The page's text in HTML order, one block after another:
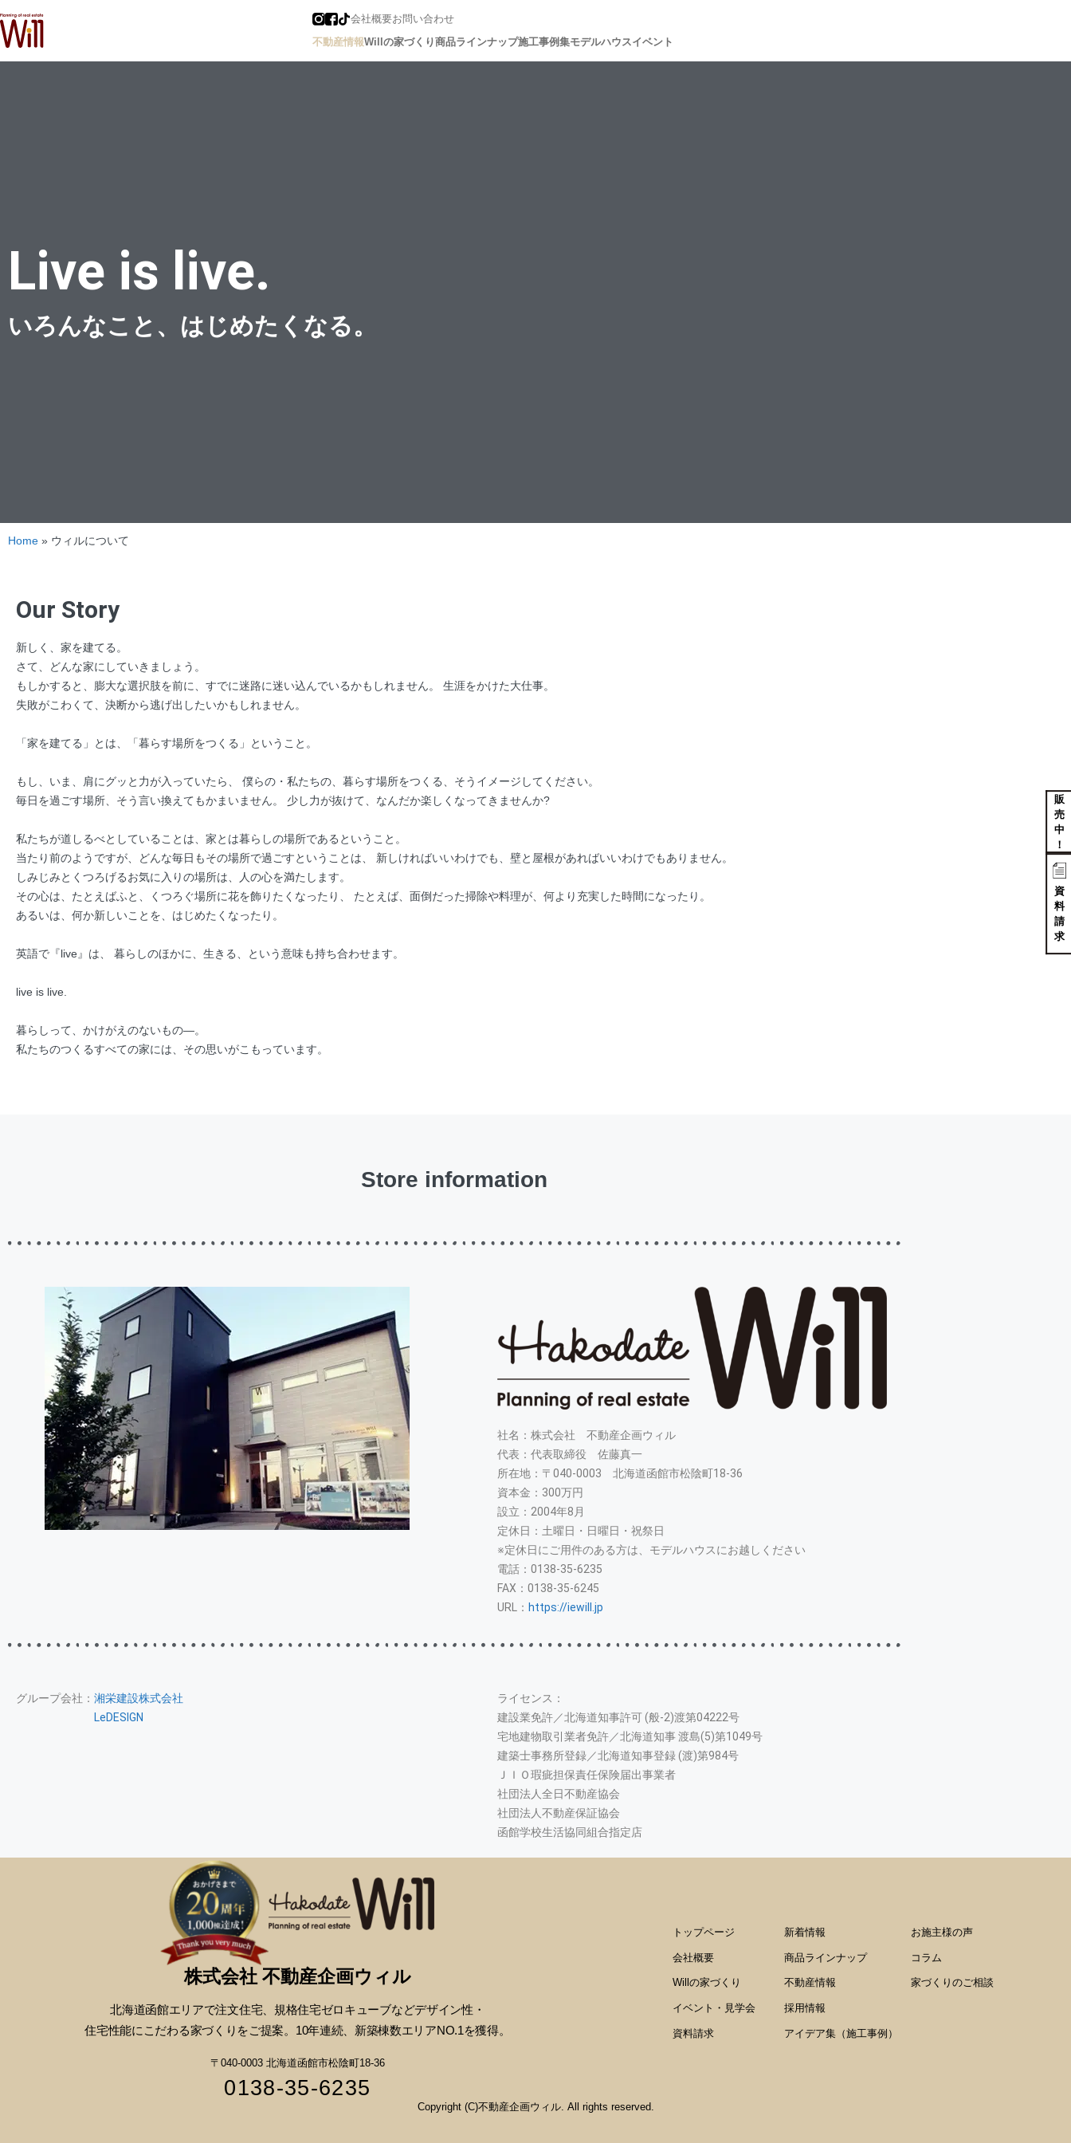
会社概要お問い合わせ
不動産情報Willの家づくり商品ラインナップ施工事例集モデルハウスイベント
Live is live.
いろんなこと、はじめたくなる。
Home » ウィルについて
Our Story
新しく、家を建てる。
さて、どんな家にしていきましょう。
もしかすると、膨大な選択肢を前に、すでに迷路に迷い込んでいるかもしれません。 生涯をかけた大仕事。
失敗がこわくて、決断から逃げ出したいかもしれません。
「家を建てる」とは、「暮らす場所をつくる」ということ。
もし、いま、肩にグッと力が入っていたら、 僕らの・私たちの、暮らす場所をつくる、そうイメージしてください。
毎日を過ごす場所、そう言い換えてもかまいません。 少し力が抜けて、なんだか楽しくなってきませんか?
私たちが道しるべとしていることは、家とは暮らしの場所であるということ。
当たり前のようですが、どんな毎日もその場所で過ごすということは、 新しければいいわけでも、壁と屋根があればいいわけでもありません。
しみじみとくつろげるお気に入りの場所は、人の心を満たします。
その心は、たとえばふと、くつろぐ場所に花を飾りたくなったり、 たとえば、面倒だった掃除や料理が、何より充実した時間になったり。
あるいは、何か新しいことを、はじめたくなったり。
英語で『live』は、 暮らしのほかに、生きる、という意味も持ち合わせます。
live is live.
暮らしって、かけがえのないもの―。
私たちのつくるすべての家には、その思いがこもっています。
Store information
社名：株式会社 不動産企画ウィル
代表：代表取締役 佐藤真一
所在地：〒040-0003 北海道函館市松陰町18-36
資本金：300万円
設立：2004年8月
定休日：土曜日・日曜日・祝祭日
※定休日にご用件のある方は、モデルハウスにお越しください
電話：0138-35-6235
FAX：0138-35-6245
URL： https://iewill.jp
グループ会社： 湘栄建設株式会社
LeDESIGN
ライセンス：
建設業免許／北海道知事許可 (般-2)渡第04222号
宅地建物取引業者免許／北海道知事 渡島(5)第1049号
建築士事務所登録／北海道知事登録 (渡)第984号
ＪＩＯ瑕疵担保責任保険届出事業者
社団法人全日不動産協会
社団法人不動産保証協会
函館学校生活協同組合指定店
株式会社 不動産企画ウィル
北海道函館エリアで注文住宅、 規格住宅ゼロキューブなどデザイン性・
住宅性能にこだわる家づくりをご提案。10年連続、新築棟数エリアNO.1を獲得。
〒040-0003 北海道函館市松陰町18-36
0138-35-6235
トップページ
会社概要
Willの家づくり
イベント・見学会
資料請求
新着情報
商品ラインナップ
不動産情報
採用情報
アイデア集（施工事例）
お施主様の声
コラム
家づくりのご相談
Copyright (C)不動産企画ウィル. All rights reserved.
販
売
中
！
資
料
請
求